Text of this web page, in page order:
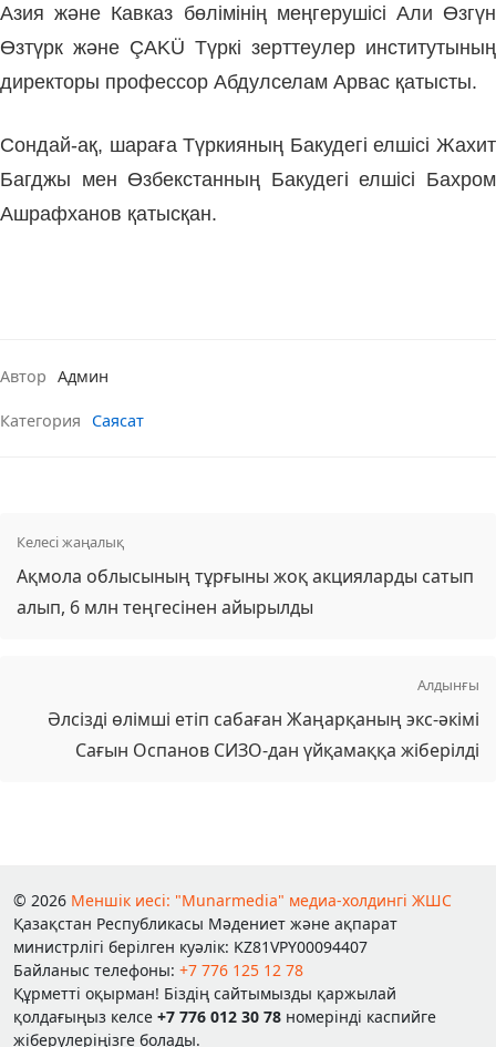
Азия және Кавказ бөлімінің меңгерушісі Али Өзгүн
Өзтүрк және ÇAKÜ Түркі зерттеулер институтының
директоры профессор Абдулселам Арвас қатысты.
Сондай-ақ, шараға Түркияның Бакудегі елшісі Жахит
Багджы мен Өзбекстанның Бакудегі елшісі Бахром
Ашрафханов қатысқан.
Автор Админ
Категория Саясат
Келесі жаңалық
Ақмола облысының тұрғыны жоқ акцияларды сатып
алып, 6 млн теңгесінен айырылды
Алдынғы
Әлсізді өлімші етіп сабаған Жаңарқаның экс-әкімі
Сағын Оспанов СИЗО-дан үйқамаққа жіберілді
© 2026 Меншік иесі: "Munarmedia" медиа-холдингі ЖШС
Қазақстан Республикасы Мәдениет және ақпарат
министрлігі берілген куәлік: KZ81VPY00094407
Байланыс телефоны: +7 776 125 12 78
Құрметті оқырман! Біздің сайтымызды қаржылай
қолдағыңыз келсе +7 776 012 30 78 номерінді каспийге
жіберулеріңізге болады.